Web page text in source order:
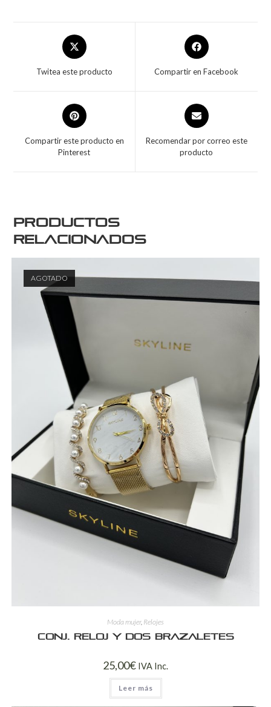
Twitea este producto Compartir en Facebook
Compartir este producto en
Pinterest
Recomendar por correo este
producto
Productos
relacionados
AGOTADO
Moda mujer, Relojes
Conj. reloj y dos brazaletes
25,00€ IVA Inc.
Leer más